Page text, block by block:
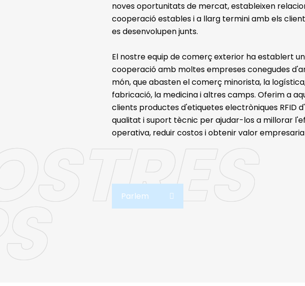
noves oportunitats de mercat, estableixen
cooperació estables i a llarg termini amb els
es desenvolupen junts.
El nostre equip de comerç exterior ha establert
cooperació amb moltes empreses conegudes
món, que abasten el comerç minorista, la
fabricació, la medicina i altres camps. Oferim a
clients productes d'etiquetes electròniques RFID
qualitat i suport tècnic per ajudar-los a millorar
operativa, reduir costos i obtenir valor
Parlem